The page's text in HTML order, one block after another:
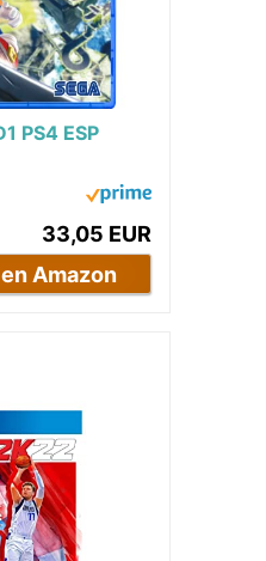
PS4 ESP
33,05 EUR
Amazon